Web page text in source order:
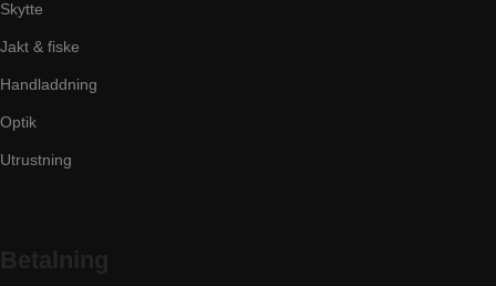
Skytte
Jakt & fiske
Handladdning
Optik
Utrustning